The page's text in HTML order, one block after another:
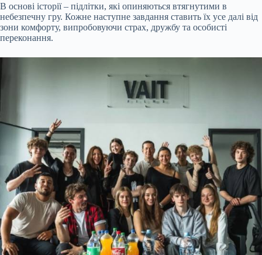
В основі історії – підлітки, які опиняються втягнутими в
небезпечну гру. Кожне наступне завдання ставить їх усе далі від
зони комфорту, випробовуючи страх, дружбу та особисті
переконання.